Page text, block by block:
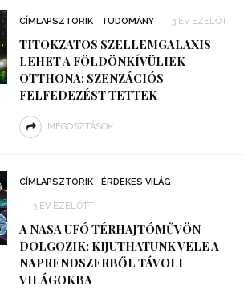
CÍMLAPSZTORIK TUDOMÁNY 3 ÉV EZELŐTT
TITOKZATOS SZELLEMGALAXIS
LEHET A FÖLDÖNKÍVÜLIEK
OTTHONA: SZENZÁCIÓS
FELFEDEZÉST TETTEK
MEGOSZTÁSOK
CÍMLAPSZTORIK ÉRDEKES VILÁG
3 ÉV EZELŐTT
A NASA UFÓ TÉRHAJTÓMŰVÖN
DOLGOZIK: KIJUTHATUNK VELE A
NAPRENDSZERBŐL TÁVOLI
VILÁGOKBA